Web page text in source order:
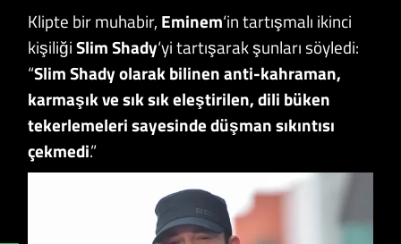
Klipte bir muhabir, Eminem‘in tartışmalı ikinci
kişiliğiSlim Shady‘yi tartışarak şunları söyledi:
“Slim Shady olarak bilinen anti-kahraman,
karmaşık ve sık sık eleştirilen, dili büken
tekerlemeleri sayesinde düşman sıkıntısı
çekmedi.”